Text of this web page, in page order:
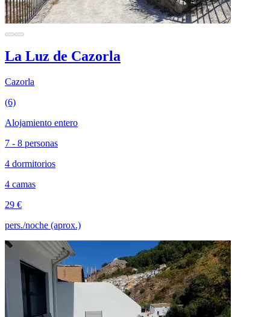
La Luz de Cazorla
Cazorla
(6)
Alojamiento entero
7 - 8 personas
4 dormitorios
4 camas
29 €
pers./noche (aprox.)